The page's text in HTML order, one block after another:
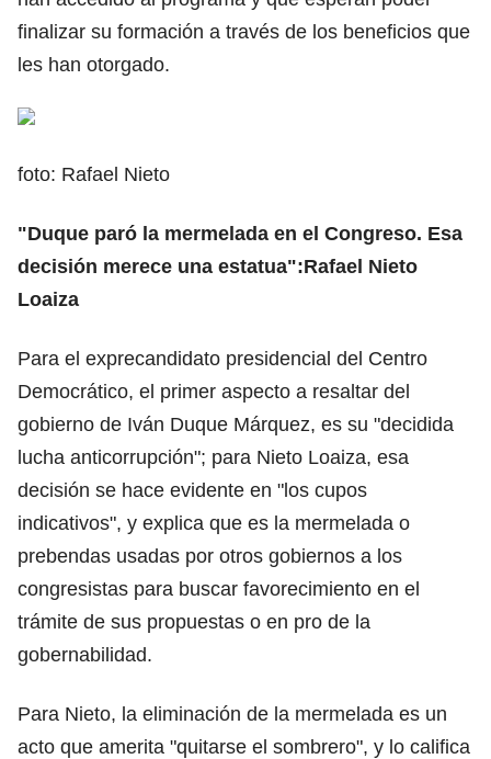
finalizar su formación a través de los beneficios que
les han otorgado.
foto: Rafael Nieto
"Duque paró la mermelada en el Congreso. Esa
decisión merece una estatua":Rafael Nieto
Loaiza
Para el exprecandidato presidencial del Centro
Democrático, el primer aspecto a resaltar del
gobierno de Iván Duque Márquez, es su "decidida
lucha anticorrupción"; para Nieto Loaiza, esa
decisión se hace evidente en "los cupos
indicativos", y explica que es la mermelada o
prebendas usadas por otros gobiernos a los
congresistas para buscar favorecimiento en el
trámite de sus propuestas o en pro de la
gobernabilidad.
Para Nieto, la eliminación de la mermelada es un
acto que amerita "quitarse el sombrero", y lo califica